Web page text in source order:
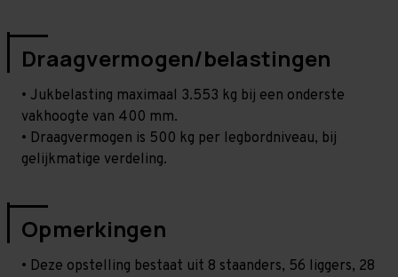
Draagvermogen/belastingen
• Jukbelasting maximaal 3.553 kg bij een onderste
vakhoogte van 400 mm.
• Draagvermogen is 500 kg per legbordniveau, bij
gelijkmatige verdeling.
Opmerkingen
• Deze opstelling bestaat uit 8 staanders, 56 liggers, 28